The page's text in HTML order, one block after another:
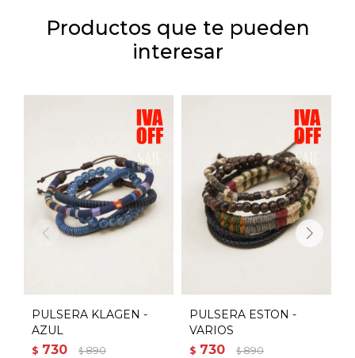
Productos que te pueden
interesar
PULSERA KLAGEN -
AZUL
$ 730 $ 890
PULSERA ESTON -
VARIOS
$ 730 $ 890